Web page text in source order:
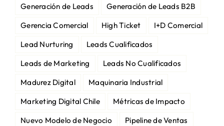
Generación de Leads
Generación de Leads B2B
Gerencia Comercial
High Ticket
I+D Comercial
Lead Nurturing
Leads Cualificados
Leads de Marketing
Leads No Cualificados
Madurez Digital
Maquinaria Industrial
Marketing Digital Chile
Métricas de Impacto
Nuevo Modelo de Negocio
Pipeline de Ventas